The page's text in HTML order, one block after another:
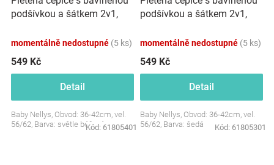
podšívkou a šátkem 2v1,
béžová
momentálně nedostupné (5 ks)
549 Kč
Detail
Baby Nellys, Obvod: 36-42cm, vel.
56/62, Barva: světle béžová
Kód: 61805401
podšívkou a šátkem 2v1,
momentálně nedostupné (5 ks)
549 Kč
Detail
Baby Nellys, Obvod: 36-42cm, vel.
56/62, Barva: šedá
Kód: 61805301